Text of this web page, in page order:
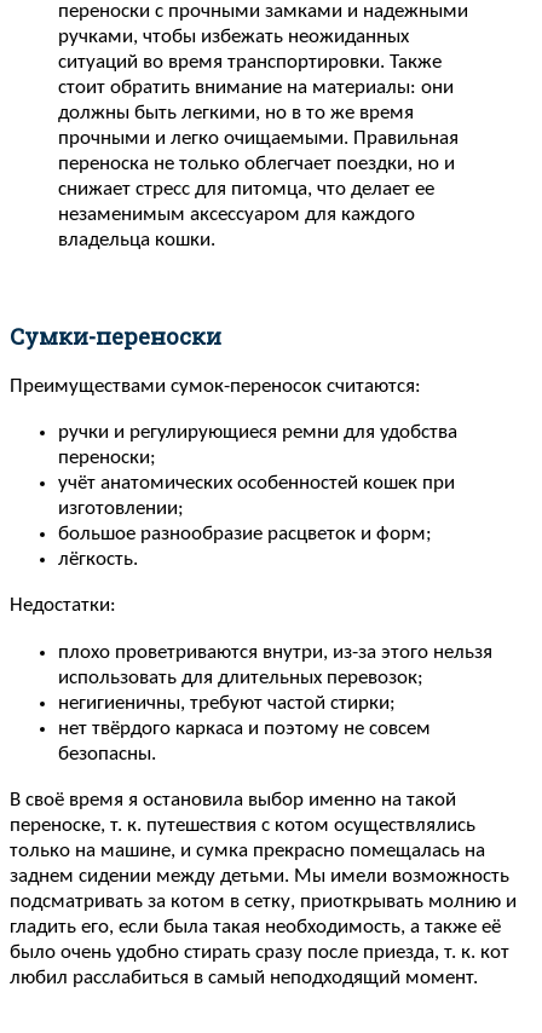
переноски с прочными замками и надежными
ручками, чтобы избежать неожиданных
ситуаций во время транспортировки. Также
стоит обратить внимание на материалы: они
должны быть легкими, но в то же время
прочными и легко очищаемыми. Правильная
переноска не только облегчает поездки, но и
снижает стресс для питомца, что делает ее
незаменимым аксессуаром для каждого
владельца кошки.
Сумки-переноски
Преимуществами сумок-переносок считаются:
ручки и регулирующиеся ремни для удобства
переноски;
учёт анатомических особенностей кошек при
изготовлении;
большое разнообразие расцветок и форм;
лёгкость.
Недостатки:
плохо проветриваются внутри, из-за этого нельзя
использовать для длительных перевозок;
негигиеничны, требуют частой стирки;
нет твёрдого каркаса и поэтому не совсем
безопасны.
В своё время я остановила выбор именно на такой
переноске, т. к. путешествия с котом осуществлялись
только на машине, и сумка прекрасно помещалась на
заднем сидении между детьми. Мы имели возможность
подсматривать за котом в сетку, приоткрывать молнию и
гладить его, если была такая необходимость, а также её
было очень удобно стирать сразу после приезда, т. к. кот
любил расслабиться в самый неподходящий момент.